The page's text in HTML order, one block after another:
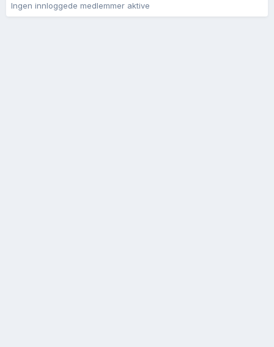
Ingen innloggede medlemmer aktive